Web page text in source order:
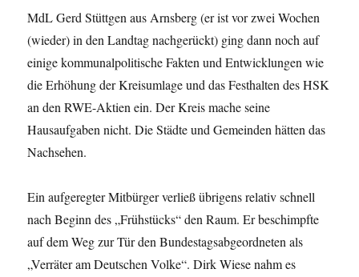
MdL Gerd Stüttgen aus Arnsberg (er ist vor zwei Wochen
(wieder) in den Landtag nachgerückt) ging dann noch auf
einige kommunalpolitische Fakten und Entwicklungen wie
die Erhöhung der Kreisumlage und das Festhalten des HSK
an den RWE-Aktien ein. Der Kreis mache seine
Hausaufgaben nicht. Die Städte und Gemeinden hätten das
Nachsehen.
Ein aufgeregter Mitbürger verließ übrigens relativ schnell
nach Beginn des „Frühstücks“ den Raum. Er beschimpfte
auf dem Weg zur Tür den Bundestagsabgeordneten als
„Verräter am Deutschen Volke“. Dirk Wiese nahm es